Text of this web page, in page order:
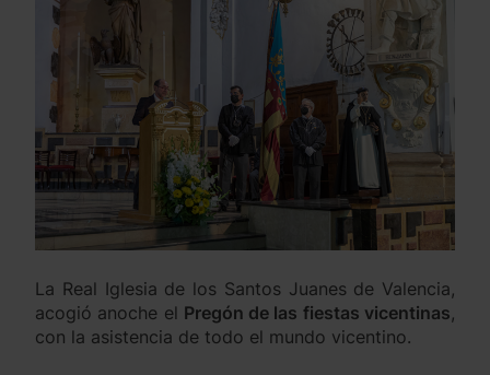
La Real Iglesia de los Santos Juanes de Valencia,
acogió anoche el Pregón de las fiestas vicentinas,
con la asistencia de todo el mundo vicentino.